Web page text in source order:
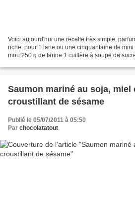
Voici aujourd'hui une recette très simple,
riche. pour 1 tarte ou une cinquantaine de
mou 250 g de farine 1 cuillère à soupe de
Saumon mariné au soja, miel
croustillant de sésame
Publié le 05/07/2011 à 05:50
Par chocolatatout